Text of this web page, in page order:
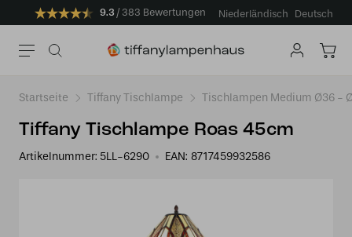
9.3 383 Bewertungen Niederländisch Deutsch
Startseite Tiffany Tischlampe Tischlampen Medium Ø36 -
Tiffany Tischlampe Roas 45cm
Artikelnummer: 5LL-6290 EAN: 8717459932586